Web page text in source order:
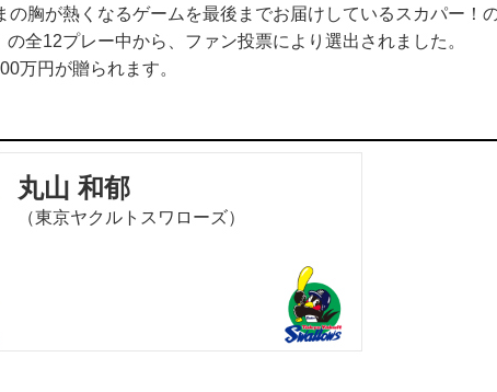
胸が熱くなるゲームを最後までお届けしているスカパー！
全12プレー中から、ファン投票により選出されました。
万円が贈られます。
丸山 和郁
（東京ヤクルトスワローズ）